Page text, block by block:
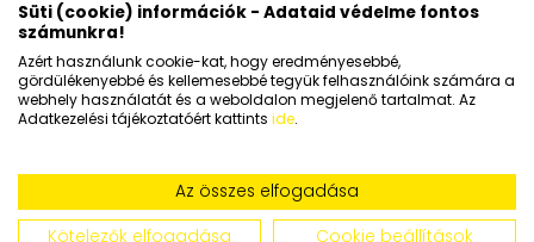
Általános szerződési feltételek
Adatkezelési tájékoztató
Süti (cookie) információk - Adataid védelme fontos
számunkra!
Azért használunk cookie-kat, hogy eredményesebbé,
gördülékenyebbé és kellemesebbé tegyük felhasználóink számára a
webhely használatát és a weboldalon megjelenő tartalmat. Az
Adatkezelési tájékoztatóért kattints ide.
Az összes elfogadása
Kötelezők elfogadása
Cookie beállítások